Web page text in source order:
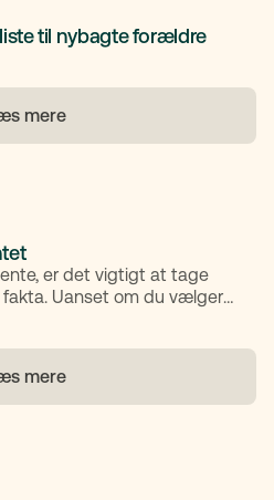
til nybagte forældre
mere
er det vigtigt at tage
Uanset om du vælger
eller båndlæggelse?
kan du skabe klarhed og
mere